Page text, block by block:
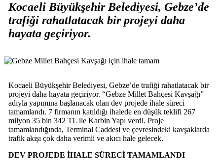
Kocaeli Büyükşehir Belediyesi, Gebze’de
trafiği rahatlatacak bir projeyi daha
hayata geçiriyor.
Kocaeli Büyükşehir Belediyesi, Gebze’de trafiği rahatlatacak bir
projeyi daha hayata geçiriyor. “Gebze Millet Bahçesi Kavşağı”
adıyla yapımına başlanacak olan dev projede ihale süreci
tamamlandı. 7 firmanın katıldığı ihalede en düşük teklifi 267
milyon 35 bin 342 TL ile Karbin Yapı verdi. Proje
tamamlandığında, Terminal Caddesi ve çevresindeki kavşaklarda
trafik akışı çok daha verimli ve akıcı hale gelecek.
DEV PROJEDE İHALE SÜRECİ TAMAMLANDI